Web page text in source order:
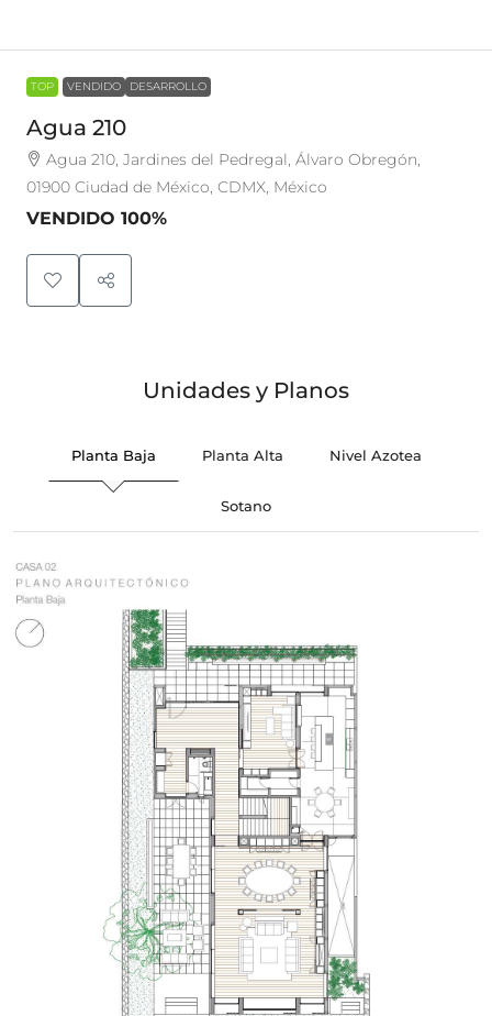
TOP VENDIDO DESARROLLO
Agua 210
Agua 210, Jardines del Pedregal, Álvaro Obregón,
01900 Ciudad de México, CDMX, México
VENDIDO 100%
Unidades y Planos
Planta Baja Planta Alta Nivel Azotea
Sotano